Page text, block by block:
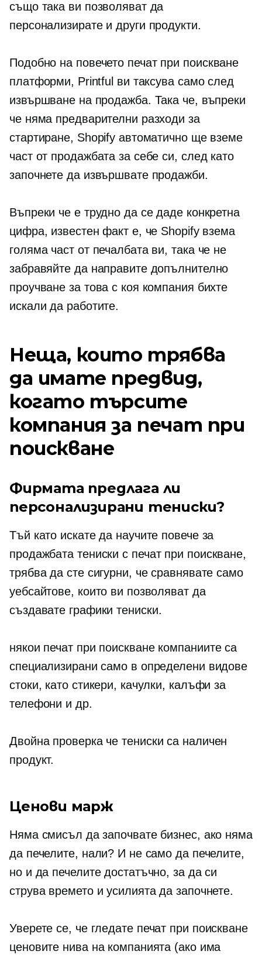
също така ви позволяват да
персонализирате и други продукти.
Подобно на повечето печат при поискване
платформи, Printful ви таксува само след
извършване на продажба. Така че, въпреки
че няма предварителни разходи за
стартиране, Shopify автоматично ще вземе
част от продажбата за себе си, след като
започнете да извършвате продажби.
Въпреки че е трудно да се даде конкретна
цифра, известен факт е, че Shopify взема
голяма част от печалбата ви, така че не
забравяйте да направите допълнително
проучване за това с коя компания бихте
искали да работите.
Неща, които трябва
да имате предвид,
когато търсите
компания за печат при
поискване
Фирмата предлага ли
персонализирани тениски?
Тъй като искате да научите повече за
продажбата тениски с печат при поискване,
трябва да сте сигурни, че сравнявате само
уебсайтове, които ви позволяват да
създавате графикитениски.
някои печат при поискванекомпаниите са
специализирани само в определени видове
стоки, като стикери, качулки, калъфи за
телефони и др.
Двойна проверкачетениски са наличен
продукт.
Ценови марж
Няма смисъл да започвате бизнес, ако няма
да печелите, нали? И не само да печелите,
но и да печелите достатъчно, за да си
струва времето и усилията да започнете.
Уверете се, че гледате печат при поискване
ценовите нива на компанията (ако има